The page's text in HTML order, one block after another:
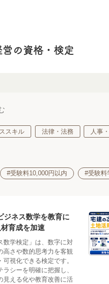
の資格・検定
スキル 法律・法務 人事
#受験料10,000円以内 #受験料
ジネス数学を教育に
育成を加速
数学検定」は、数字に対
高さや数的思考力を客観
可視化できる検定です。
ラシーを明確に把握し、
見える化や教育改善に活